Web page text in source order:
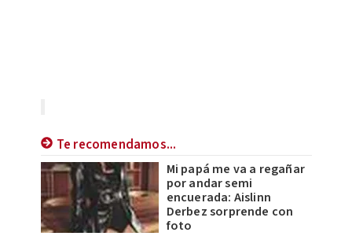
Te recomendamos...
Mi papá me va a regañar
por andar semi
encuerada: Aislinn
Derbez sorprende con
foto